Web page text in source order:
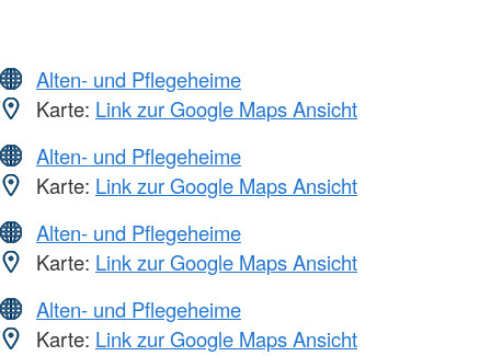
Alten- und Pflegeheime
Karte: Link zur Google Maps Ansicht
Alten- und Pflegeheime
Karte: Link zur Google Maps Ansicht
Alten- und Pflegeheime
Karte: Link zur Google Maps Ansicht
Alten- und Pflegeheime
Karte: Link zur Google Maps Ansicht